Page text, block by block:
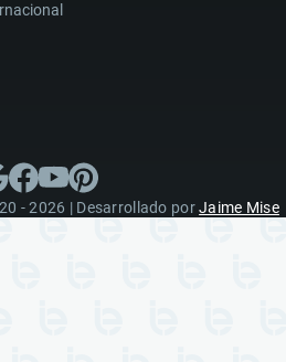
- 2026 | Desarrollado porJaime Mise